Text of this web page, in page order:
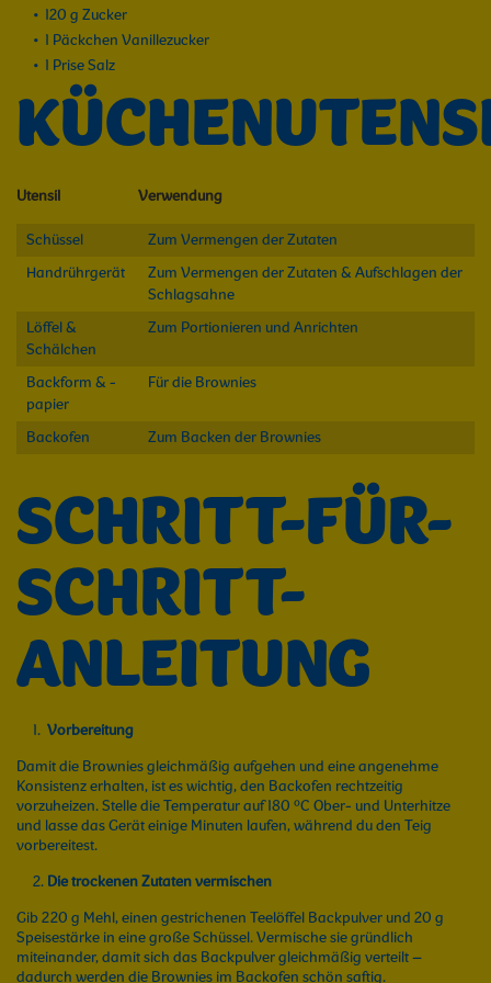
120 g Zucker
1 Päckchen Vanillezucker
1 Prise Salz
Utensil Verwendung
Schüssel Zum Vermengen der Zutaten
Handrührgerät
Zum Vermengen der Zutaten & Aufschlagen der
Schlagsahne
Löffel &
Schälchen
Zum Portionieren und Anrichten
Backform & -
papier
Für die Brownies
Backofen Zum Backen der Brownies
SCHRITT-FÜR-
SCHRITT-
ANLEITUNG
Vorbereitung
Damit die Brownies gleichmäßig aufgehen und eine angenehme
Konsistenz erhalten, ist es wichtig, den Backofen rechtzeitig
vorzuheizen. Stelle die Temperatur auf 180 ºC Ober- und Unterhitze
und lasse das Gerät einige Minuten laufen, während du den Teig
vorbereitest.
Die trockenen Zutaten vermischen
Gib 220 g Mehl, einen gestrichenen Teelöffel Backpulver und 20 g
Speisestärke in eine große Schüssel. Vermische sie gründlich
miteinander, damit sich das Backpulver gleichmäßig verteilt –
dadurch werden die Brownies im Backofen schön saftig.